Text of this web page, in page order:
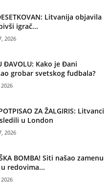
Litvanija objavila
igrač...
2026
ĐAVOLU: Kako je Đani
grobar svetskog fudbala?
ZA ŽALGIRIS: Litvanci
u London
2026
BOMBA! Siti našao zamenu
redovima...